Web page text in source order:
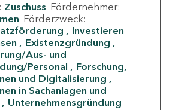
Zuschuss Fördernehmer:
Förderzweck:
Investieren
Existenzgründung
Aus- und
Personal
Forschung,
und Digitalisierung
in Sachanlagen und
Unternehmensgründung